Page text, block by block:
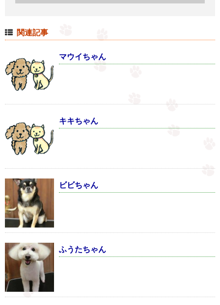
関連記事
マウイちゃん
キキちゃん
ビビちゃん
ふうたちゃん